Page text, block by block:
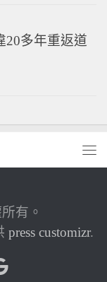
20多年重返道
有。
press customizr.